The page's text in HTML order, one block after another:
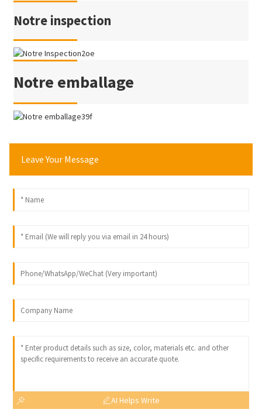
Notre inspection
Notre emballage
Leave Your Message
AI Helps Write